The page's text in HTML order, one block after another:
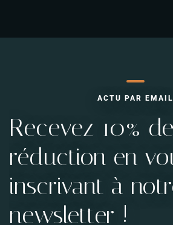
ACTU PAR EMAIL
Recevez 10% de
réduction en
inscrivant à
newsletter !